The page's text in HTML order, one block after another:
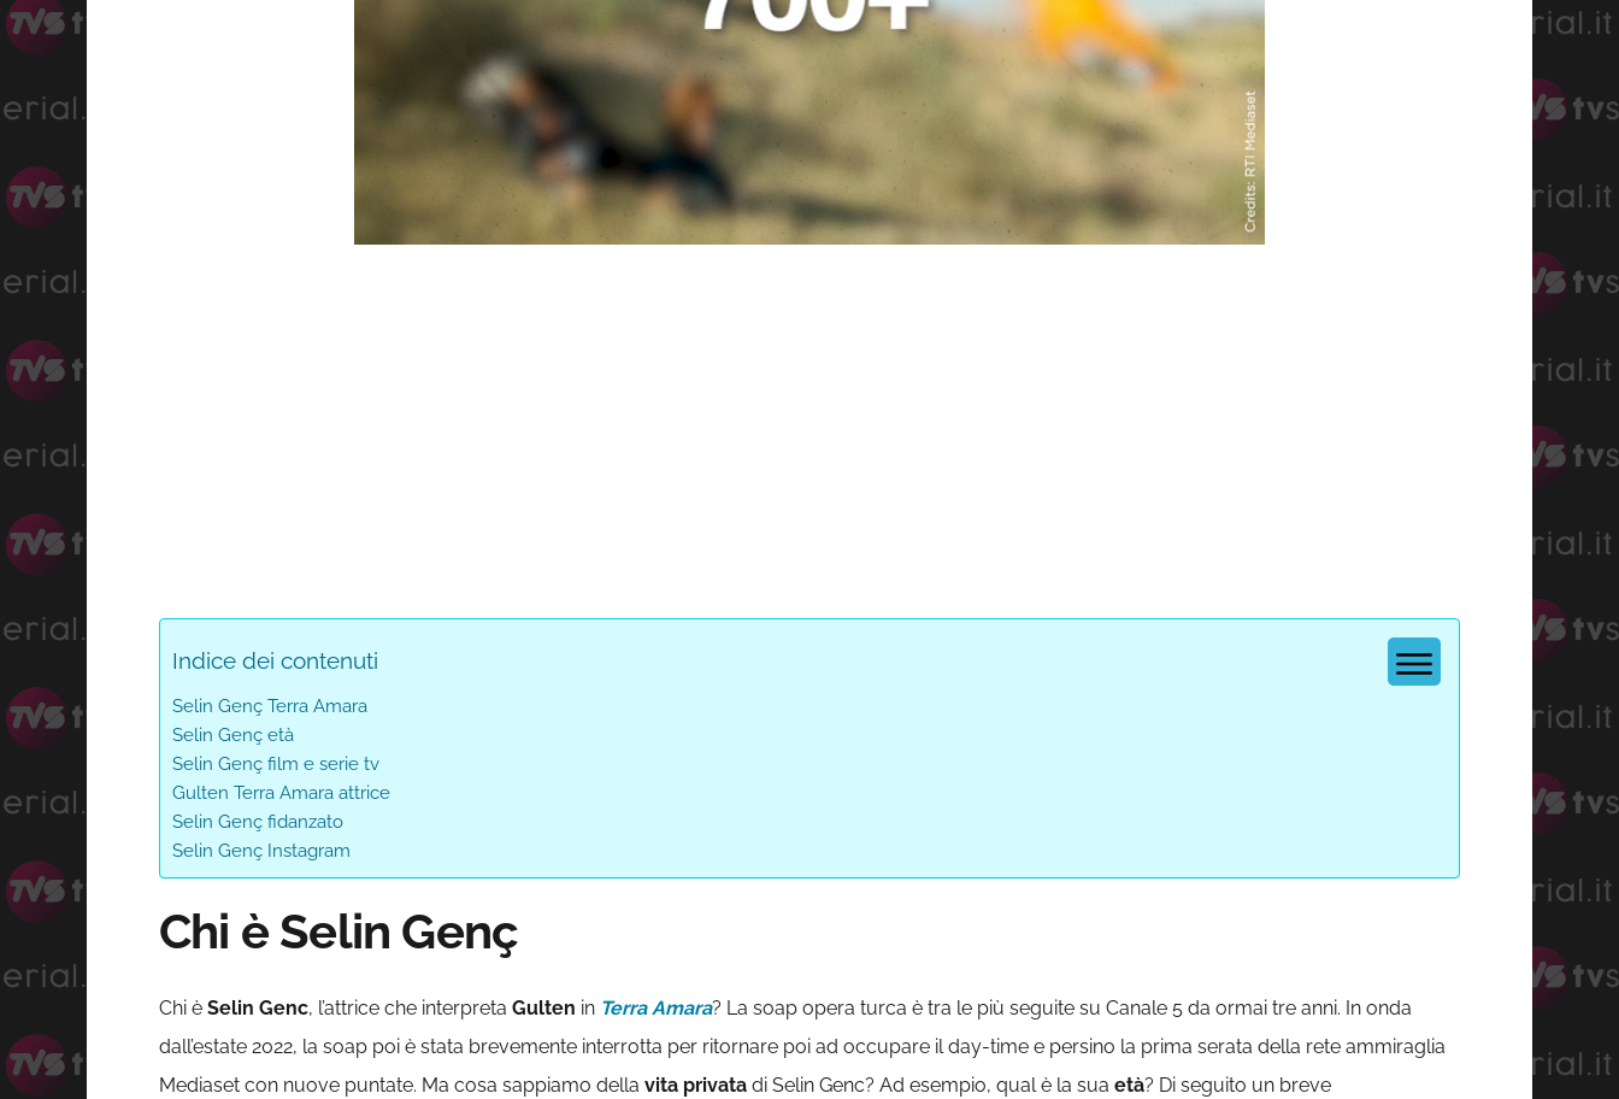
Loaded:
0%
0%
Indice dei contenuti
Selin Genç Terra Amara
Selin Genç età
Selin Genç film e serie tv
Gulten Terra Amara attrice
Selin Genç fidanzato
Selin Genç Instagram
Chi è Selin Genç
Chi è Selin Genc, l’attrice che interpreta Gulten in Terra Amara? La soap opera turca è tra le più seguite su Canale 5 da ormai tre anni. In onda
dall’estate 2022, la soap poi è stata brevemente interrotta per ritornare poi ad occupare il day-time e persino la prima serata della rete ammiraglia
Mediaset con nuove puntate. Ma cosa sappiamo della vita privata di Selin Genc? Ad esempio, qual è la sua età? Di seguito un breve